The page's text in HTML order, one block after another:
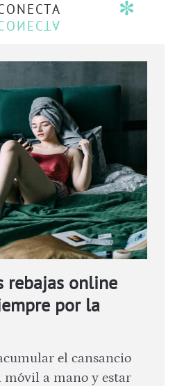
rebajas online
por la
el cansancio
móvil a mano y estar